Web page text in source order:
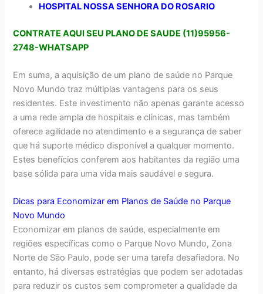
HOSPITAL NOSSA SENHORA DO ROSARIO
CONTRATE AQUI SEU PLANO DE SAUDE (11)95956-
2748-WHATSAPP
Em suma, a aquisição de um plano de saúde no Parque
Novo Mundo traz múltiplas vantagens para os seus
residentes. Este investimento não apenas garante acesso
a uma rede ampla de hospitais e clínicas, mas também
oferece agilidade no atendimento e a segurança de saber
que há suporte médico disponível a qualquer momento.
Estes benefícios conferem aos habitantes da região uma
base sólida para uma vida mais saudável e segura.
Dicas para Economizar em Planos de Saúde no Parque
Novo Mundo
Economizar em planos de saúde, especialmente em
regiões específicas como o Parque Novo Mundo, Zona
Norte de São Paulo, pode ser uma tarefa desafiadora. No
entanto, há diversas estratégias que podem ser adotadas
para reduzir os custos sem comprometer a qualidade da